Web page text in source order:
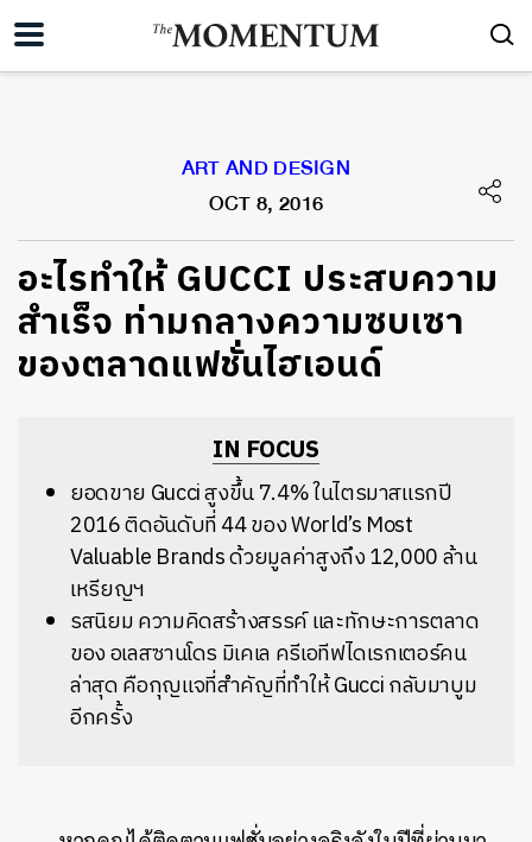
ART AND DESIGN
OCT 8, 2016
อะไรทำให้ GUCCI ประสบความ
สำเร็จ ท่ามกลางความซบเซา
ของตลาดแฟชั่นไฮเอนด์
IN FOCUS
ยอดขาย Gucci สูงขึ้น 7.4% ในไตรมาสแรกปี
2016 ติดอันดับที่ 44 ของ World’s Most
Valuable Brands ด้วยมูลค่าสูงถึง 12,000 ล้าน
เหรียญฯ
รสนิยม ความคิดสร้างสรรค์ และทักษะการตลาด
ของ อเลสซานโดร มิเคเล ครีเอทีฟไดเรกเตอร์คน
ล่าสุด คือกุญแจที่สำคัญที่ทำให้ Gucci กลับมาบูม
อีกครั้ง